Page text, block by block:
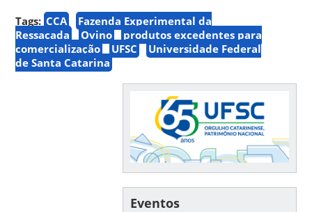
Tags: CCA
Fazenda Experimental da
Ressacada
Ovino
produtos excedentes para
comercialização
UFSC
Universidade Federal
de Santa Catarina
Eventos